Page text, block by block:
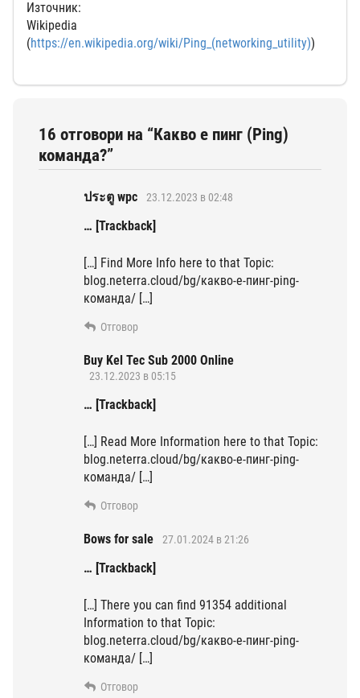
Източник:
Wikipedia
(https://en.wikipedia.org/wiki/Ping_(networking_utility))
16 отговори на “Какво е пинг (Ping)
команда?”
ประตู wpc 23.12.2023 в 02:48
… [Trackback]
[…] Find More Info here to that Topic:
blog.neterra.cloud/bg/какво-е-пинг-ping-
команда/ […]
Отговор
Buy Kel Tec Sub 2000 Online
23.12.2023 в 05:15
… [Trackback]
[…] Read More Information here to that Topic:
blog.neterra.cloud/bg/какво-е-пинг-ping-
команда/ […]
Отговор
Bows for sale 27.01.2024 в 21:26
… [Trackback]
[…] There you can find 91354 additional
Information to that Topic:
blog.neterra.cloud/bg/какво-е-пинг-ping-
команда/ […]
Отговор